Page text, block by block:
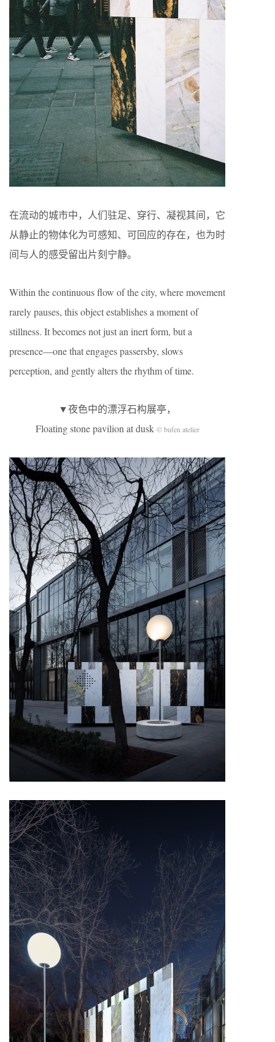
在流动的城市中，人们驻足、穿行、凝视其间，它
从静止的物体化为可感知、可回应的存在，也为时
间与人的感受留出片刻宁静。
Within the continuous flow of the city, where movement
rarely pauses, this object establishes a moment of
stillness. It becomes not just an inert form, but a
presence—one that engages passersby, slows
perception, and gently alters the rhythm of time.
▼夜色中的漂浮石构展亭，
Floating stone pavilion at dusk © bufen atelier